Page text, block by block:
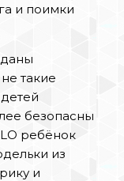
и поимки
такие
безопасны
ребёнок
из
и